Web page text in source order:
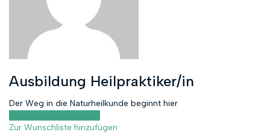
Ausbildung Heilpraktiker/in
Der Weg in die Naturheilkunde beginnt hier
Zur Wunschliste hinzufügen